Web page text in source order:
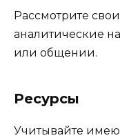
Рассмотрите
аналитические
или общении.
Ресурсы
Учитывайте